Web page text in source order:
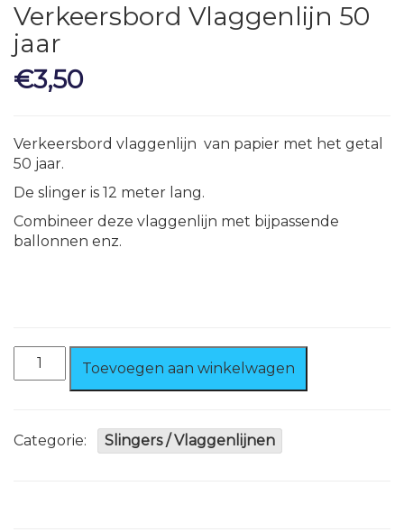
Verkeersbord Vlaggenlijn 50
jaar
€3,50
Verkeersbord vlaggenlijn van papier met het getal
50 jaar.
De slinger is 12 meter lang.
Combineer deze vlaggenlijn met bijpassende
ballonnen enz.
Verkeersbord
Vlaggenlijn
aantal
Toevoegen aan winkelwagen
Categorie: Slingers / Vlaggenlijnen